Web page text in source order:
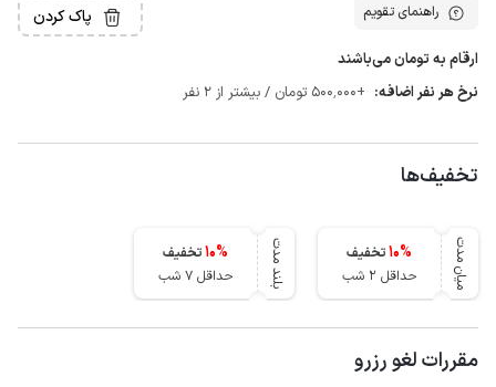
راهنمای تقویم پاک کردن
ارقام به تومان می‌باشند
نرخ هر نفر اضافه: +500٬000 تومان / بیشتر از 2 نفر
تخفیف‌ها
میان مدت 10%
تخفیف
حداقل 2 شب
بلند مدت 10%
تخفیف
حداقل 7 شب
مقررات لغو رزرو